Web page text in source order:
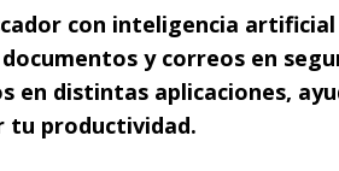
con inteligencia
y correos en
en distintas aplicaciones,
tu productividad.